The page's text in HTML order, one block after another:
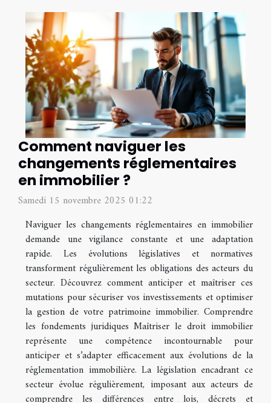
Comment naviguer les
changements réglementaires
en immobilier ?
Samedi 15 novembre 2025 01:22
Naviguer les changements réglementaires en immobilier
demande une vigilance constante et une adaptation
rapide. Les évolutions législatives et normatives
transforment régulièrement les obligations des acteurs du
secteur. Découvrez comment anticiper et maîtriser ces
mutations pour sécuriser vos investissements et optimiser
la gestion de votre patrimoine immobilier. Comprendre
les fondements juridiques Maîtriser le droit immobilier
représente une compétence incontournable pour
anticiper et s’adapter efficacement aux évolutions de la
réglementation immobilière. La législation encadrant ce
secteur évolue régulièrement, imposant aux acteurs de
comprendre les différences entre lois, décrets et